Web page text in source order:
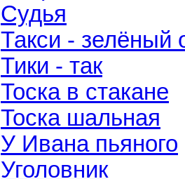
Судья
Такси - зелёный
Тики - так
Тоска в стакане
Тоска шальная
У Ивана пьяного
Уголовник